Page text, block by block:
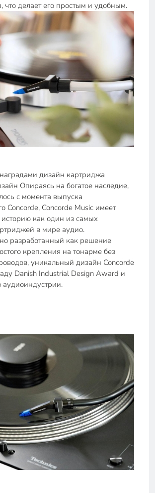
что делает его простым и удобным.
дизайн картриджа
Опираясь на богатое наследие,
с момента выпуска
Concorde, Concorde Music имеет
как один из самых
в мире аудио.
разработанный как решение
крепления на тонарме без
уникальный дизайн Concorde
Danish Industrial Design Award и
аудиоиндустрии.